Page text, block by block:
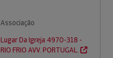
Associação
Lugar Da Igreja 4970-318 -
RIO FRIO AVV. PORTUGAL.